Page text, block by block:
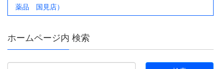
薬品 国見店）
ホームページ内 検索